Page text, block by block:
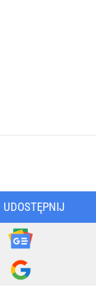
UDOSTĘPNIJ